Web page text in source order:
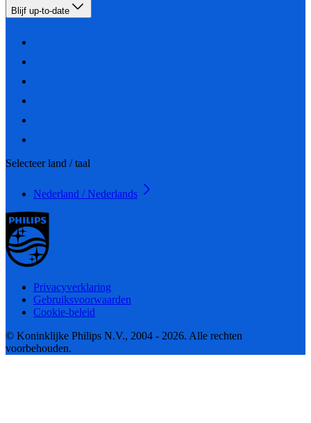
Blijf up-to-date
Selecteer land / taal
Nederland / Nederlands
Privacyverklaring
Gebruiksvoorwaarden
Cookie-beleid
© Koninklijke Philips N.V., 2004 - 2026. Alle rechten
voorbehouden.